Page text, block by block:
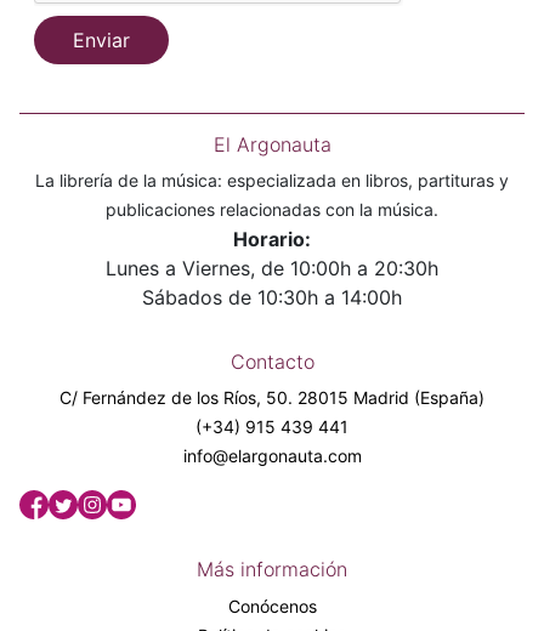
Enviar
El Argonauta
La librería de la música: especializada en libros, partituras y
publicaciones relacionadas con la música.
Horario:
Lunes a Viernes, de 10:00h a 20:30h
Sábados de 10:30h a 14:00h
Contacto
C/ Fernández de los Ríos, 50. 28015 Madrid (España)
(+34) 915 439 441
info@elargonauta.com
Más información
Conócenos